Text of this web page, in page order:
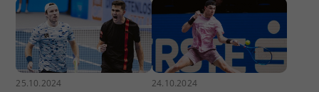
25.10.2024 24.10.2024